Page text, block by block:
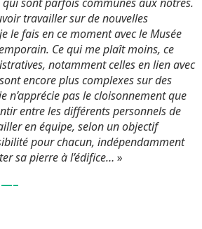
sont parfois communes aux nôtres.
travailler sur de nouvelles
le fais en ce moment avec le Musée
Ce qui me plaît moins, ce
notamment celles en lien avec
encore plus complexes sur des
n’apprécie pas le cloisonnement que
entre les différents personnels de
en équipe, selon un objectif
pour chacun, indépendamment
sa pierre à l’édifice… »